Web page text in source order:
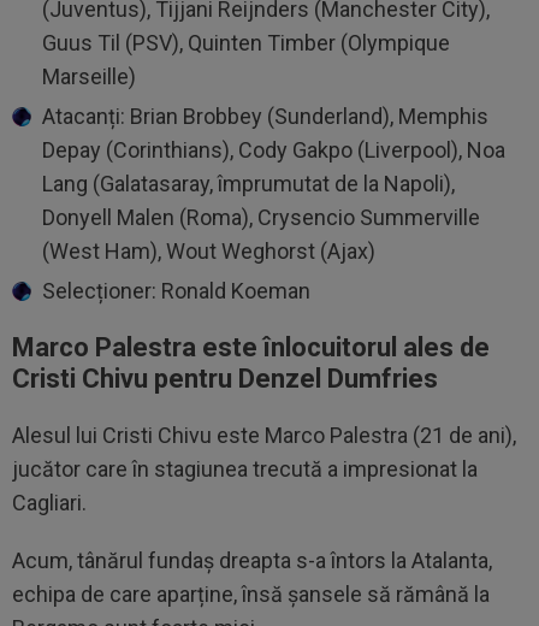
(Juventus), Tijjani Reijnders (Manchester City),
Guus Til (PSV), Quinten Timber (Olympique
Marseille)
Atacanți: Brian Brobbey (Sunderland), Memphis
Depay (Corinthians), Cody Gakpo (Liverpool), Noa
Lang (Galatasaray, împrumutat de la Napoli),
Donyell Malen (Roma), Crysencio Summerville
(West Ham), Wout Weghorst (Ajax)
Selecționer: Ronald Koeman
Marco Palestra este înlocuitorul ales de
Cristi Chivu pentru Denzel Dumfries
Alesul lui Cristi Chivu este Marco Palestra (21 de ani),
jucător care în stagiunea trecută a impresionat la
Cagliari.
Acum, tânărul fundaș dreapta s-a întors la Atalanta,
echipa de care aparține, însă șansele să rămână la